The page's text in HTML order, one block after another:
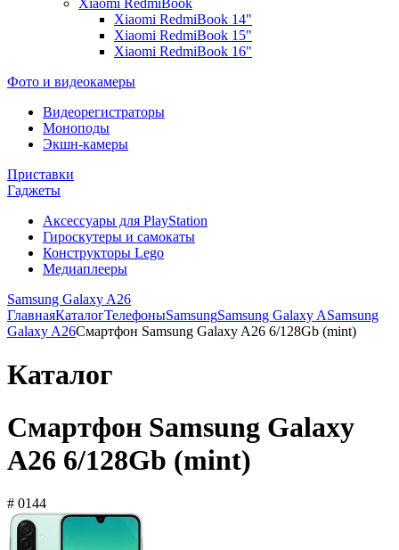
Xiaomi RedmiBook 14"
Xiaomi RedmiBook 15"
Xiaomi RedmiBook 16"
Фото и видеокамеры
Видеорегистраторы
Моноподы
Экшн-камеры
Приставки
Гаджеты
Аксессуары для PlayStation
Гироскутеры и самокаты
Конструкторы Lego
Медиаплееры
Samsung Galaxy A26
ГлавнаяКаталогТелефоныSamsungSamsung Galaxy ASamsung
Galaxy A26Смартфон Samsung Galaxy A26 6/128Gb (mint)
Каталог
Смартфон Samsung Galaxy
A26 6/128Gb (mint)
# 0144